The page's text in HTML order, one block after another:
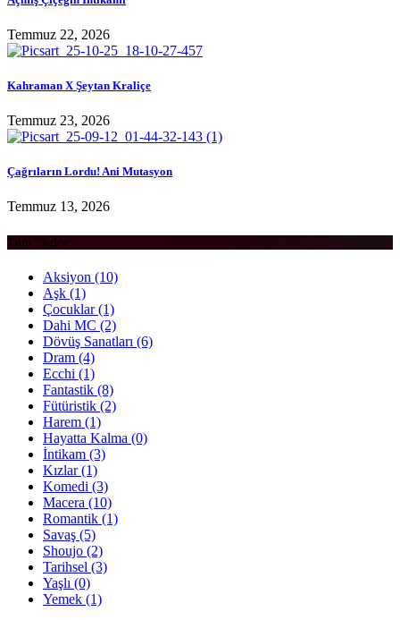
Temmuz 22, 2026
Kahraman X Şeytan Kraliçe
Temmuz 23, 2026
Çağrıların Lordu! Ani Mutasyon
Temmuz 13, 2026
Tüm Türler
Aksiyon (10)
Aşk (1)
Çocuklar(1)
Dahi MC (2)
Dövüş Sanatları (6)
Dram (4)
Ecchi (1)
Fantastik (8)
Fütüristik (2)
Harem (1)
Hayatta Kalma (0)
İntikam (3)
Kızlar(1)
Komedi (3)
Macera (10)
Romantik (1)
Savaş (5)
Shoujo (2)
Tarihsel (3)
Yaşlı (0)
Yemek (1)